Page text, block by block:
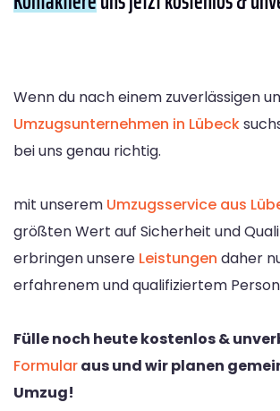
Wenn du nach einem zuverlässigen
Umzugsunternehmen in Lübeck
bei uns genau richtig.
mit unserem Umzugsservice aus
größten Wert auf Sicherheit und
erbringen unsere Leistungen daher
erfahrenem und qualifiziertem
Fülle noch heute kostenlos &
Formularaus und wir planen
Umzug!